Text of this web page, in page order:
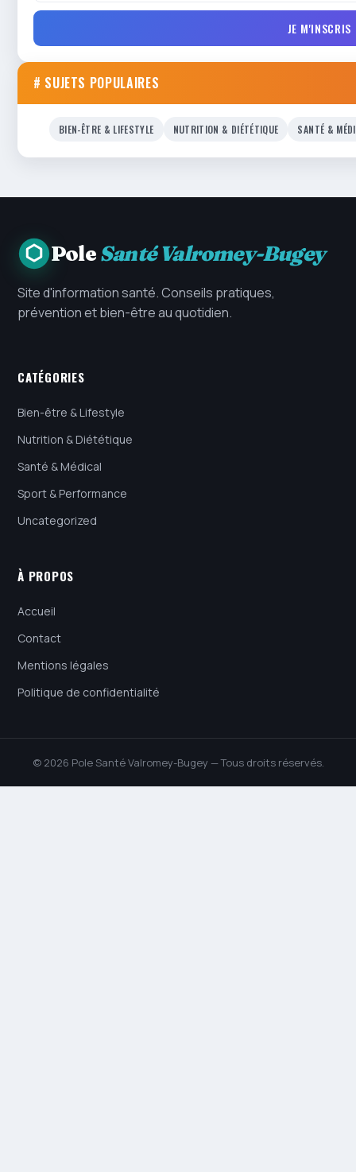
JE M'INSCRIS
# SUJETS POPULAIRES
BIEN-ÊTRE & LIFESTYLE NUTRITION & DIÉTÉTIQUE SANTÉ &
PoleSanté Valromey-Bugey
Site d'information santé. Conseils pratiques,
prévention et bien-être au quotidien.
CATÉGORIES
Bien-être & Lifestyle
Nutrition & Diététique
Santé & Médical
Sport & Performance
Uncategorized
À PROPOS
Accueil
Contact
Mentions légales
Politique de confidentialité
© 2026 Pole Santé Valromey-Bugey — Tous droits réservés.